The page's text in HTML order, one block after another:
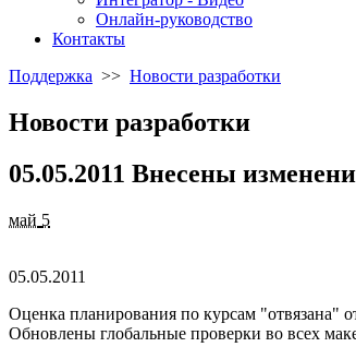
Онлайн-руководство
Контакты
Поддержка >> Новости разработки
Новости разработки
05.05.2011 Внесены
май 5
05.05.2011
Оценка планирования по курсам "отвязана"
Обновлены глобальные проверки во всех